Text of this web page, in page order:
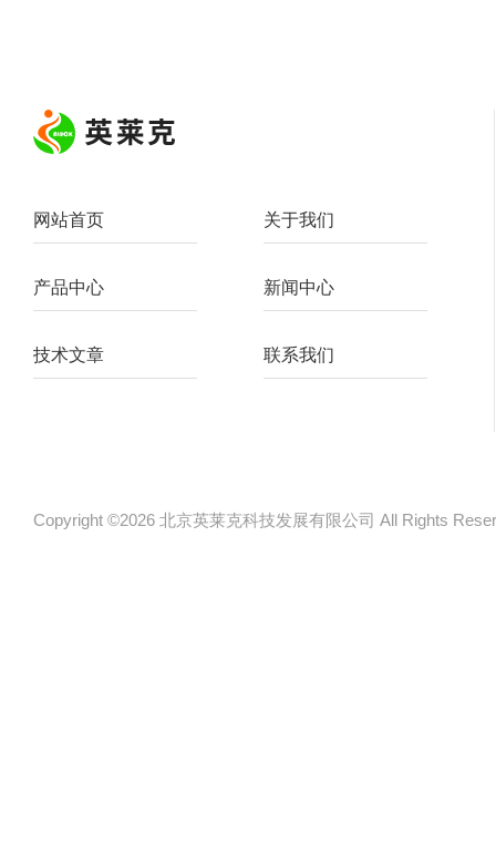
网站首页 关于我们
产品中心 新闻中心
技术文章 联系我们
Copyright ©2026 北京英莱克科技发展有限公司 All Rights